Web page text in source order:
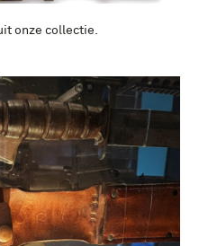
onze collectie.